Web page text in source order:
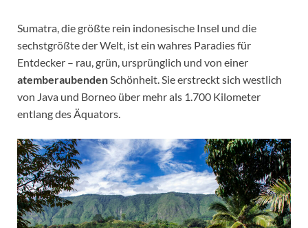
Sumatra, die größte rein indonesische Insel und die
sechstgrößte der Welt, ist ein wahres Paradies für
Entdecker – rau, grün, ursprünglich und von einer
atemberaubendenSchönheit. Sie erstreckt sich westlich
von Java und Borneo über mehr als 1.700 Kilometer
entlang des Äquators.